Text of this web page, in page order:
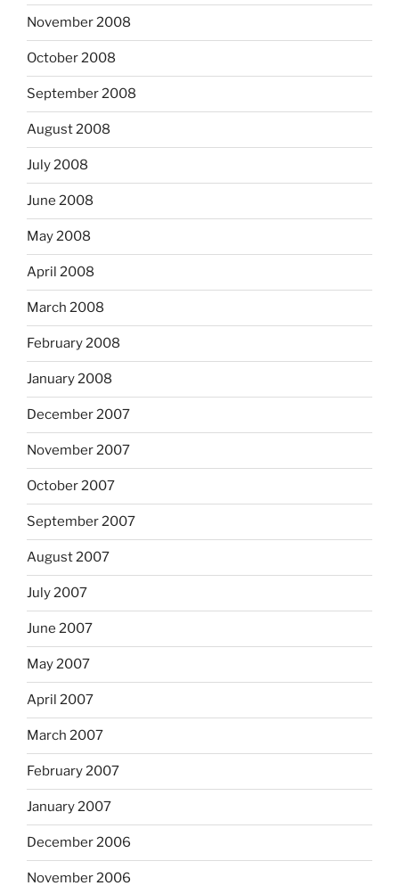
November 2008
October 2008
September 2008
August 2008
July 2008
June 2008
May 2008
April 2008
March 2008
February 2008
January 2008
December 2007
November 2007
October 2007
September 2007
August 2007
July 2007
June 2007
May 2007
April 2007
March 2007
February 2007
January 2007
December 2006
November 2006